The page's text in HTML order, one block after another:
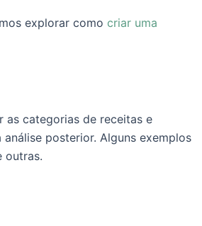
explorar como criar uma
as categorias de receitas e
posterior. Alguns exemplos
outras.